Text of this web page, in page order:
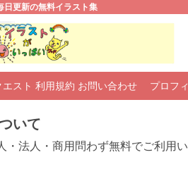
日更新の無料イラスト集
スト 利用規約 お問い合わせ プロフ
いて
・法人・商用問わず無料でご利用い